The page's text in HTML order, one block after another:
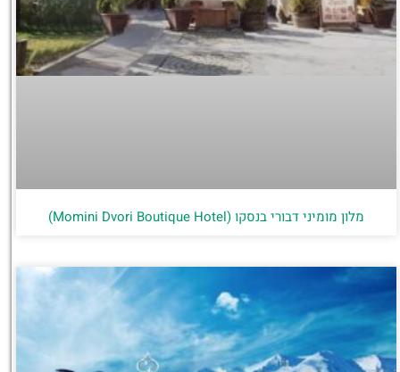
מלון מומיני דבורי בנסקו (Momini Dvori Boutique Hotel)